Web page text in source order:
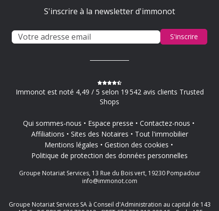
S'inscrire à la newsletter d'immonot
S'inscrire
Immonot est noté 4,49 / 5 selon 19 542 avis clients Trusted
Shops
Qui sommes-nous Espace presse
Contactez-nous
Affiliations
Sites des Notaires
Tout l'immobilier
Mentions légales
Gestion des cookies
Politique de protection des données personnelles
Groupe Notariat Services, 13 Rue du Bois vert, 19230 Pompadour
info@immonot.com
Groupe Notariat Services SA à Conseil d'Administration au capital de 143